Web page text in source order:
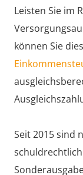
Leisten Sie im
können Sie
Seit 2015 sind